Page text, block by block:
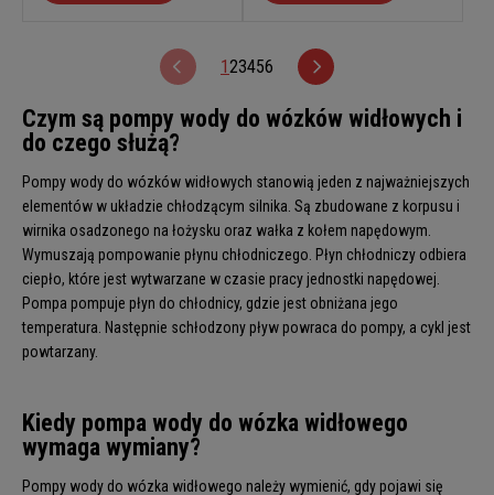
123456
Czym są pompy wody do wózków widłowych i
do czego służą?
Pompy wody do wózków widłowych stanowią jeden z najważniejszych
elementów w układzie chłodzącym silnika. Są zbudowane z korpusu i
wirnika osadzonego na łożysku oraz wałka z kołem napędowym.
Wymuszają pompowanie płynu chłodniczego. Płyn chłodniczy odbiera
ciepło, które jest wytwarzane w czasie pracy jednostki napędowej.
Pompa pompuje płyn do chłodnicy, gdzie jest obniżana jego
temperatura. Następnie schłodzony pływ powraca do pompy, a cykl jest
powtarzany.
Kiedy pompa wody do wózka widłowego
wymaga wymiany?
Pompy wody do wózka widłowego należy wymienić, gdy pojawi się